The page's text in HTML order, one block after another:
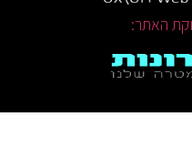
האתר: